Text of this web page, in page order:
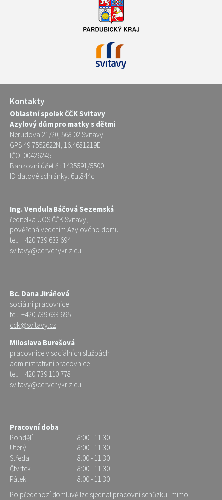
Kontakty
Oblastní spolek ČČK Svitavy
Azylový dům pro matky s dětmi
Nerudova 21/20, 568 02 Svitavy
GPS 49.7552622N, 16.4681219E
IČO: 00426245
Bankovní účet č.: 1435591/5500
ID datové schránky: 6ut844c
Ing. Vendula Báčová Sezemská
ředitelka ÚOS ČČK Svitavy,
pověřená vedením Azylového domu
tel.: +420 739 633 694
svitavy@cervenykriz.eu
Bc. Dana Jiráňová
sociální pracovnice
tel.: +420 739 633 695
cck@svitavy.cz
Miloslava Burešová
pracovnice v sociálních službách
administrativní pracovnice
tel.: +420 739 110 778
svitavy@cervenykriz.eu
Pracovní doba
Pondělí
Úterý
Středa
Čtvrtek
Pátek
8:00 - 11:30
8:00 - 11:30
8:00 - 11:30
8:00 - 11:30
8:00 - 11:30
Po předchozí domluvě lze sjednat pracovní schůzku i mimo